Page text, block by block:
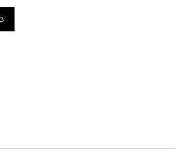
FRIEDENSPREIS 2019 MENGE